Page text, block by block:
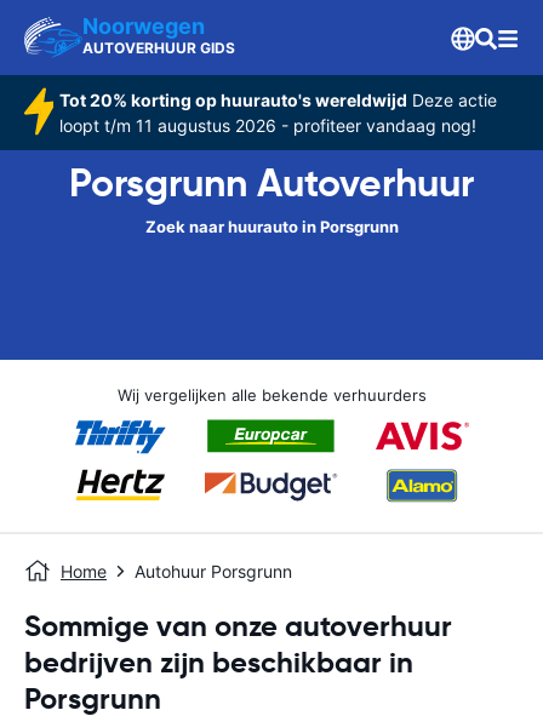
Noorwegen
AUTOVERHUUR GIDS
Tot 20% korting op huurauto's wereldwijd Deze actie
loopt t/m 11 augustus 2026 - profiteer vandaag nog!
Porsgrunn Autoverhuur
Zoek naar huurauto in Porsgrunn
Wij vergelijken alle bekende verhuurders
Home Autohuur Porsgrunn
Sommige van onze autoverhuur
bedrijven zijn beschikbaar in
Porsgrunn